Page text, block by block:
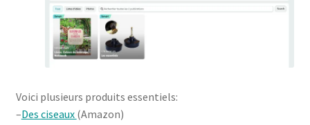
Voici plusieurs produits essentiels:
–Des ciseaux (Amazon)